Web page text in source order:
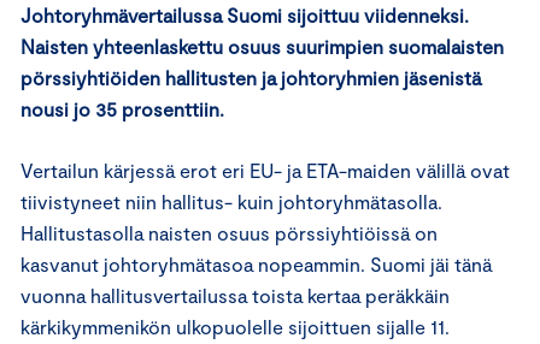
Johtoryhmävertailussa Suomi sijoittuu viidenneksi.
Naisten yhteenlaskettu osuus suurimpien suomalaisten
pörssiyhtiöiden hallitusten ja johtoryhmien jäsenistä
nousi jo 35 prosenttiin.
Vertailun kärjessä erot eri EU- ja ETA-maiden välillä ovat
tiivistyneet niin hallitus- kuin johtoryhmätasolla.
Hallitustasolla naisten osuus pörssiyhtiöissä on
kasvanut johtoryhmätasoa nopeammin. Suomi jäi tänä
vuonna hallitusvertailussa toista kertaa peräkkäin
kärkikymmenikön ulkopuolelle sijoittuen sijalle 11.